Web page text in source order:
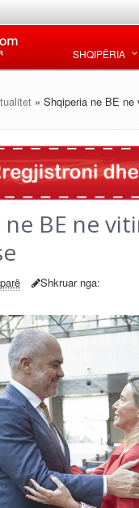
SHQIPËRIA
» Shqiperia ne BE
BE ne
Shkruar nga: